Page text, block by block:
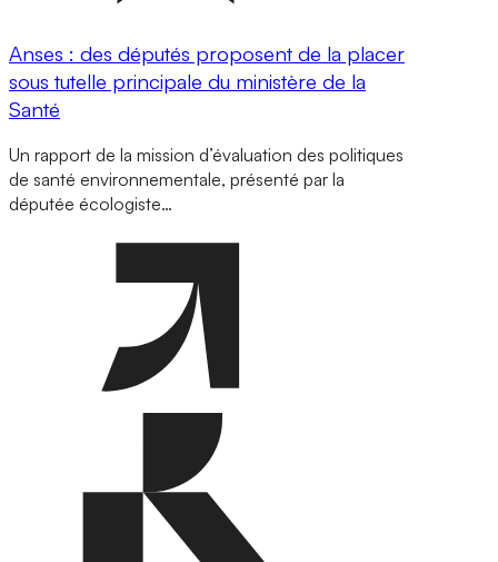
Anses : des députés proposent de la placer
sous tutelle principale du ministère de la
Santé
Un rapport de la mission d’évaluation des politiques
de santé environnementale, présenté par la
députée écologiste…